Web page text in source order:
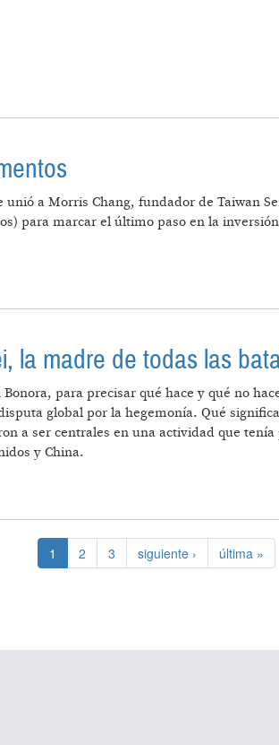
a Morris Chang, fundador de Taiwan
para marcar el último paso en la
la madre de todas las
para precisar qué hace y qué no
global por la hegemonía. Qué
a ser centrales en una actividad que
y China.
1 2 3 siguiente › última »